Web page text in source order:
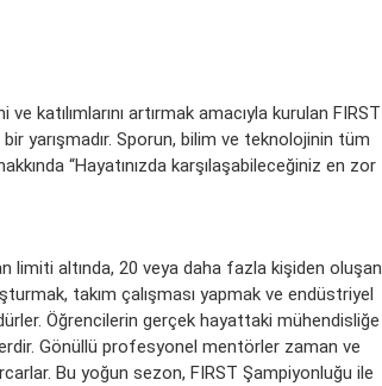
katılımlarını artırmak amacıyla kurulan FIRST
yarışmadır. Sporun, bilim ve teknolojinin tüm
“Hayatınızda karşılaşabileceğiniz en zor
limiti altında, 20 veya daha fazla kişiden oluşan
takım çalışması yapmak ve endüstriyel
Öğrencilerin gerçek hayattaki mühendisliğe
Gönüllü profesyonel mentörler zaman ve
Bu yoğun sezon, FIRST Şampiyonluğu ile